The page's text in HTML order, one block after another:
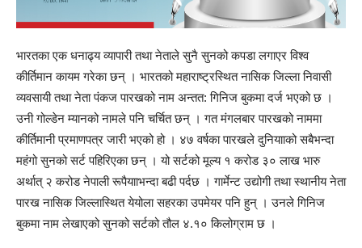
भारतका एक धनाढ्य व्यापारी तथा नेताले सुनै सुनको कपडा लगाएर विश्व
कीर्तिमान कायम गरेका छन् । भारतको महाराष्ट्रस्थित नासिक जिल्ला निवासी
व्यवसायी तथा नेता पंकज पारखको नाम अन्तत: गिनिज बुकमा दर्ज भएको छ ।
उनी गोल्डेन म्यानको नामले पनि चर्चित छन् । गत मंगलबार पारखको नाममा
कीर्तिमानी प्रमाणपत्र जारी भएको हो । ४७ वर्षका पारखले दुनियााको सबैभन्दा
महंगो सुनको सर्ट पहिरिएका छन् । यो सर्टको मूल्य १ करोड ३० लाख भारु
अर्थात् २ करोड नेपाली रूपैयााभन्दा बढी पर्दछ । गार्मेन्ट उद्योगी तथा स्थानीय नेता
पारख नासिक जिल्लास्थित येयोला सहरका उपमेयर पनि हुन् । उनले गिनिज
बुकमा नाम लेखाएको सुनको सर्टको तौल ४.१० किलोग्राम छ ।